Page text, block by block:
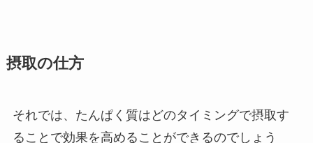
摂取の仕方
それでは、たんぱく質はどのタイミングで摂取す
ることで効果を高めることができるのでしょう